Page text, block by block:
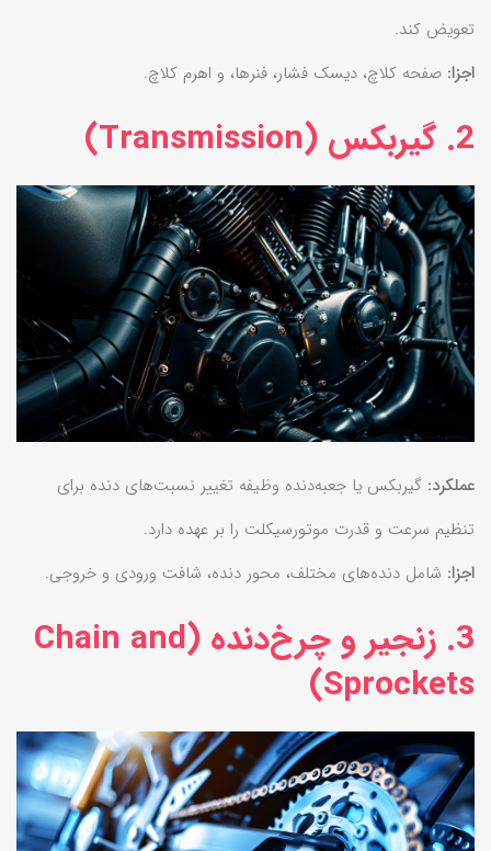
تعویض کند.
اجزا: صفحه کلاچ، دیسک فشار، فنرها، و اهرم کلاچ.
2. گیربکس (Transmission)
عملکرد: گیربکس یا جعبه‌دنده وظیفه تغییر نسبت‌های دنده برای
تنظیم سرعت و قدرت موتورسیکلت را بر عهده دارد.
اجزا: شامل دنده‌های مختلف، محور دنده، شافت ورودی و خروجی.
3. زنجیر و چرخ‌دنده (Chain and
Sprockets)